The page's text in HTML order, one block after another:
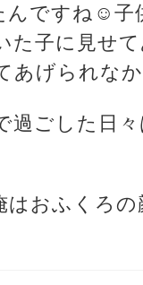
んですね☺️
た子に見せ
げられなか
過ごした日
はおふくろ